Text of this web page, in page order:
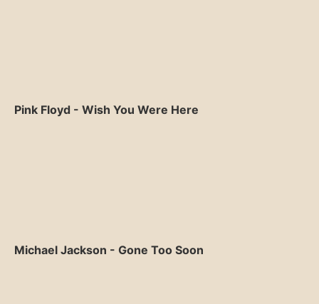
Pink Floyd - Wish You Were Here
Michael Jackson - Gone Too Soon